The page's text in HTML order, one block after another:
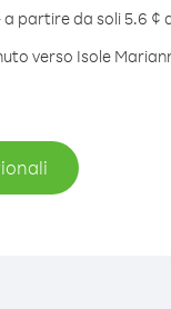
partire da soli 5.6 ¢
verso Isole